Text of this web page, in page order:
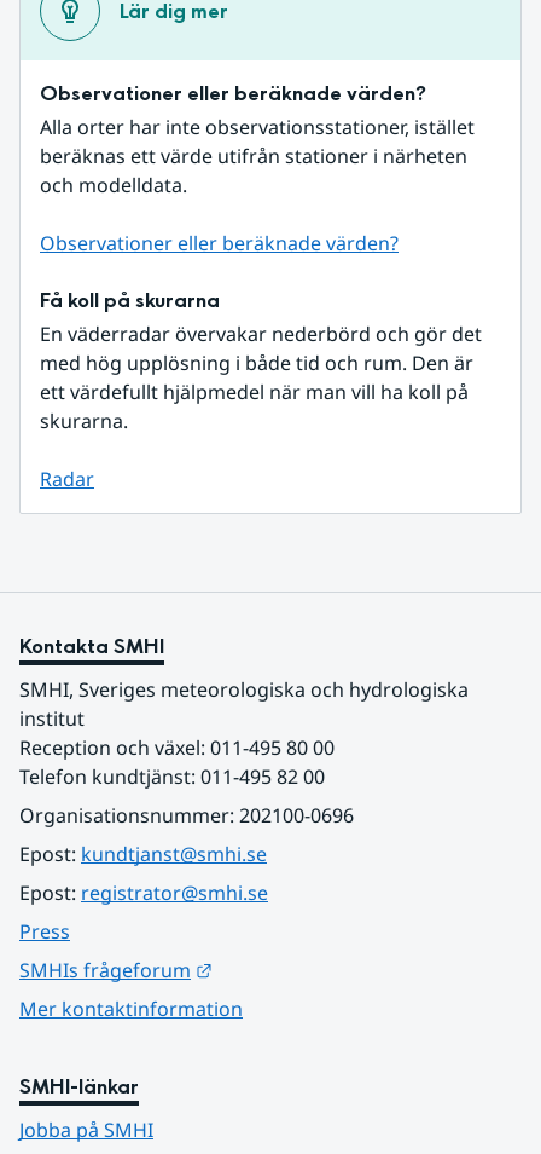
Lär dig mer
Observationer eller beräknade värden?
Alla orter har inte observationsstationer, istället
beräknas ett värde utifrån stationer i närheten
och modelldata.
Observationer eller beräknade värden?
Få koll på skurarna
En väderradar övervakar nederbörd och gör det
med hög upplösning i både tid och rum. Den är
ett värdefullt hjälpmedel när man vill ha koll på
skurarna.
Radar
Kontakta SMHI
SMHI, Sveriges meteorologiska och hydrologiska
institut
Reception och växel: 011-495 80 00
Telefon kundtjänst: 011-495 82 00
Organisationsnummer: 202100-0696
Epost: kundtjanst@smhi.se
Epost: registrator@smhi.se
Press
SMHIs frågeforum
Mer kontaktinformation
SMHI-länkar
Jobba på SMHI